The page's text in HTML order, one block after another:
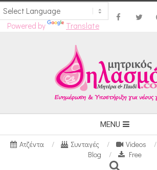
Powered by Translate
Navigation
Menu
MENU
Ατζέντα Συνταγές Videos
Blog
Free
Search